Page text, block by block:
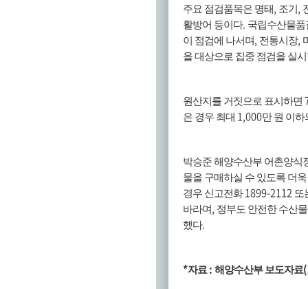
주요 점검품목은 명태, 조기 ,
활방어 등이다. 국립수산물
이 점검에 나서며, 전통시장,
을 대상으로 집중 점검을 실
원산지를 거짓으로 표시하면
은 경우 최대 1,000만 원 이
박승준 해양수산부 어촌양식
물을 구매하실 수 있도록 더
경우 신고전화1899-2112 또
바라며, 정부도 안전한 수산
했다.
*자료 : 해양수산부 보도자료